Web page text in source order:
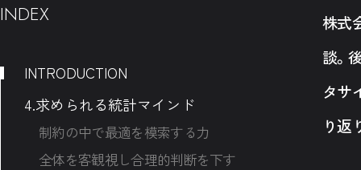
INDEX
INTRODUCTION
4.求められる統計マインド
制約の中で最適を模索する力
全体を客観視し合理的判断を下す
株式
談。
タサ
り返